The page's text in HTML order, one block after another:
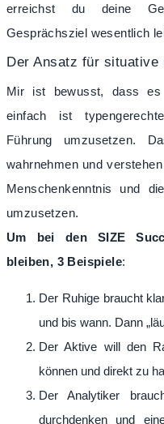
erreichst du deine
Gesprächsziel wesentlich
Der Ansatz für situative
Mir ist bewusst, dass
einfach ist typengerechte
Führung umzusetzen.
wahrnehmen und
Menschenkenntnis und
umzusetzen.
Um bei den SIZE
bleiben, 3 Beispiele:
Der Ruhige braucht
und bis wann. Dann
Der Aktive will den
können und direkt zu
Der Analytiker
durchdenken und